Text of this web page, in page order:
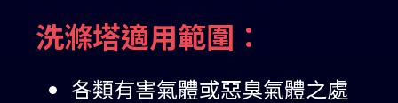
洗滌塔適用範圍：
各類有害氣體或惡臭氣體之處